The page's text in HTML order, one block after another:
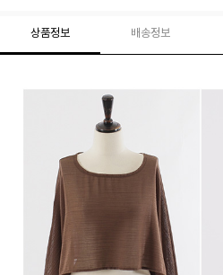
상품정보 배송정보